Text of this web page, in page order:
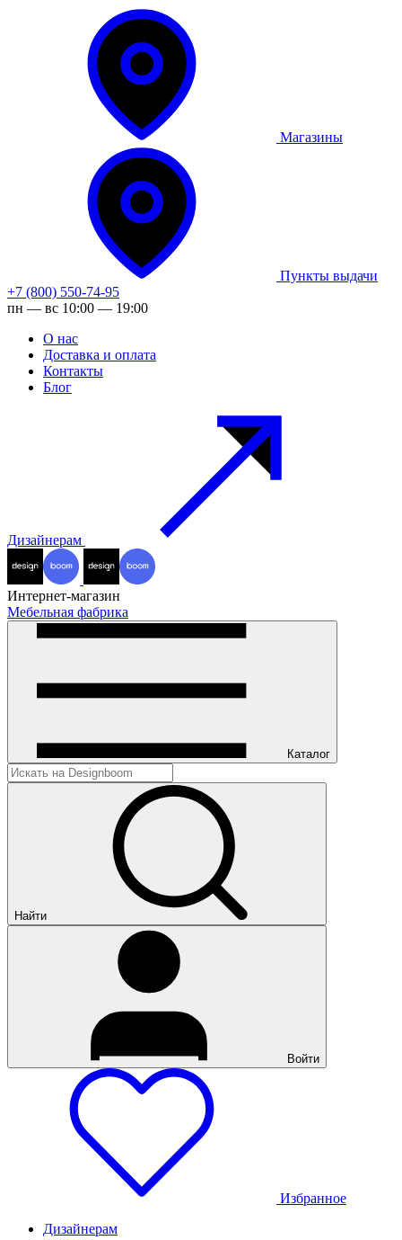
Магазины
Пункты выдачи
+7 (800) 550-74-95
пн — вс 10:00 — 19:00
О нас
Доставка и оплата
Контакты
Блог
Дизайнерам
Интернет-магазин
Мебельная фабрика
Каталог
Найти
Войти
Избранное
Дизайнерам